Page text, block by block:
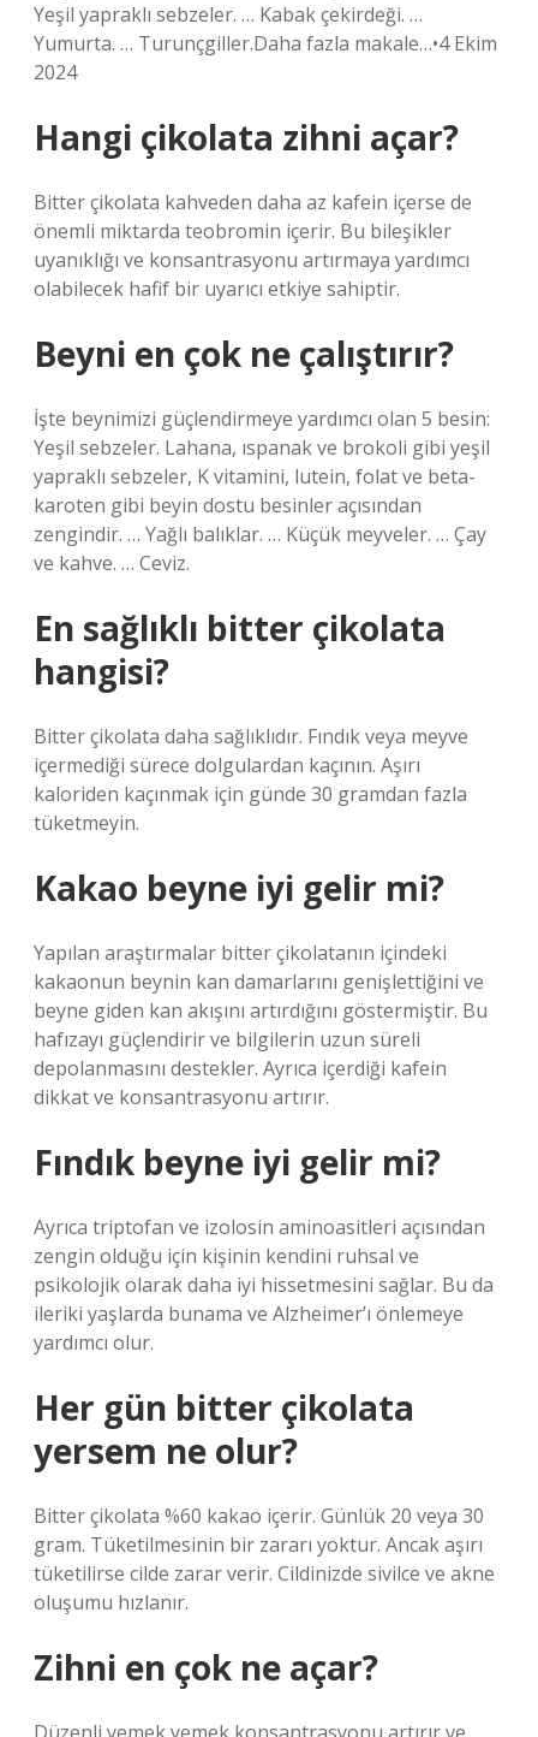
Yeşil yapraklı sebzeler. … Kabak çekirdeği. …
Yumurta. … Turunçgiller.Daha fazla makale…•4 Ekim
2024
Hangi çikolata zihni açar?
Bitter çikolata kahveden daha az kafein içerse de
önemli miktarda teobromin içerir. Bu bileşikler
uyanıklığı ve konsantrasyonu artırmaya yardımcı
olabilecek hafif bir uyarıcı etkiye sahiptir.
Beyni en çok ne çalıştırır?
İşte beynimizi güçlendirmeye yardımcı olan 5 besin:
Yeşil sebzeler. Lahana, ıspanak ve brokoli gibi yeşil
yapraklı sebzeler, K vitamini, lutein, folat ve beta-
karoten gibi beyin dostu besinler açısından
zengindir. … Yağlı balıklar. … Küçük meyveler. … Çay
ve kahve. … Ceviz.
En sağlıklı bitter çikolata
hangisi?
Bitter çikolata daha sağlıklıdır. Fındık veya meyve
içermediği sürece dolgulardan kaçının. Aşırı
kaloriden kaçınmak için günde 30 gramdan fazla
tüketmeyin.
Kakao beyne iyi gelir mi?
Yapılan araştırmalar bitter çikolatanın içindeki
kakaonun beynin kan damarlarını genişlettiğini ve
beyne giden kan akışını artırdığını göstermiştir. Bu
hafızayı güçlendirir ve bilgilerin uzun süreli
depolanmasını destekler. Ayrıca içerdiği kafein
dikkat ve konsantrasyonu artırır.
Fındık beyne iyi gelir mi?
Ayrıca triptofan ve izolosin aminoasitleri açısından
zengin olduğu için kişinin kendini ruhsal ve
psikolojik olarak daha iyi hissetmesini sağlar. Bu da
ileriki yaşlarda bunama ve Alzheimer’ı önlemeye
yardımcı olur.
Her gün bitter çikolata
yersem ne olur?
Bitter çikolata %60 kakao içerir. Günlük 20 veya 30
gram. Tüketilmesinin bir zararı yoktur. Ancak aşırı
tüketilirse cilde zarar verir. Cildinizde sivilce ve akne
oluşumu hızlanır.
Zihni en çok ne açar?